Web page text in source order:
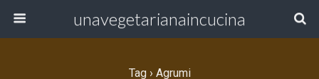
unavegetarianaincucina
Tag › Agrumi